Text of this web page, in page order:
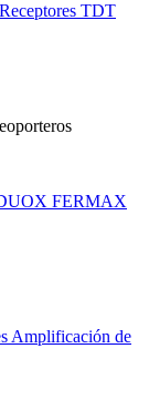
Receptores TDT
FERMAX
Amplificación de